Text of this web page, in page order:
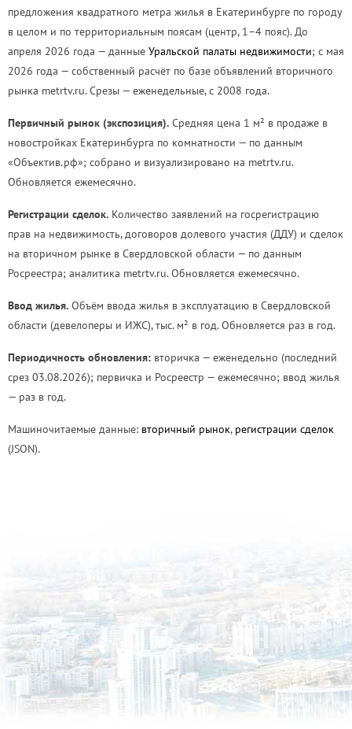
предложения квадратного метра жилья в Екатеринбурге по городу
в целом и по территориальным поясам (центр, 1–4 пояс). До
апреля 2026 года — данные Уральской палаты недвижимости; с мая
2026 года — собственный расчёт по базе объявлений вторичного
рынка metrtv.ru. Срезы — еженедельные, с 2008 года.
Первичный рынок (экспозиция). Средняя цена 1 м² в продаже в
новостройках Екатеринбурга по комнатности — по данным
«Объектив.рф»; собрано и визуализировано на metrtv.ru.
Обновляется ежемесячно.
Регистрации сделок. Количество заявлений на госрегистрацию
прав на недвижимость, договоров долевого участия (ДДУ) и сделок
на вторичном рынке в Свердловской области — по данным
Росреестра; аналитика metrtv.ru. Обновляется ежемесячно.
Ввод жилья. Объём ввода жилья в эксплуатацию в Свердловской
области (девелоперы и ИЖС), тыс. м² в год. Обновляется раз в год.
Периодичность обновления: вторичка — еженедельно (последний
срез 03.08.2026); первичка и Росреестр — ежемесячно; ввод жилья
— раз в год.
Машиночитаемые данные: вторичный рынок, регистрации сделок
(JSON).